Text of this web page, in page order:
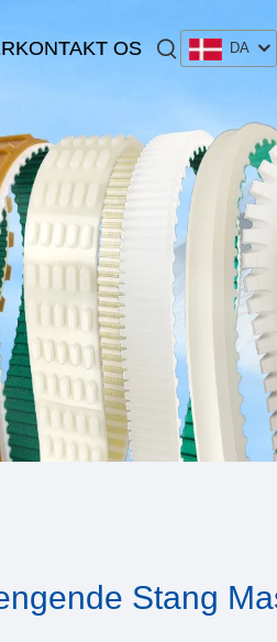
KONTAKT OS DA
Stang